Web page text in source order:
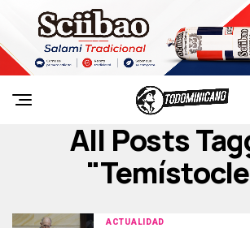
All Posts
ACTUALIDAD